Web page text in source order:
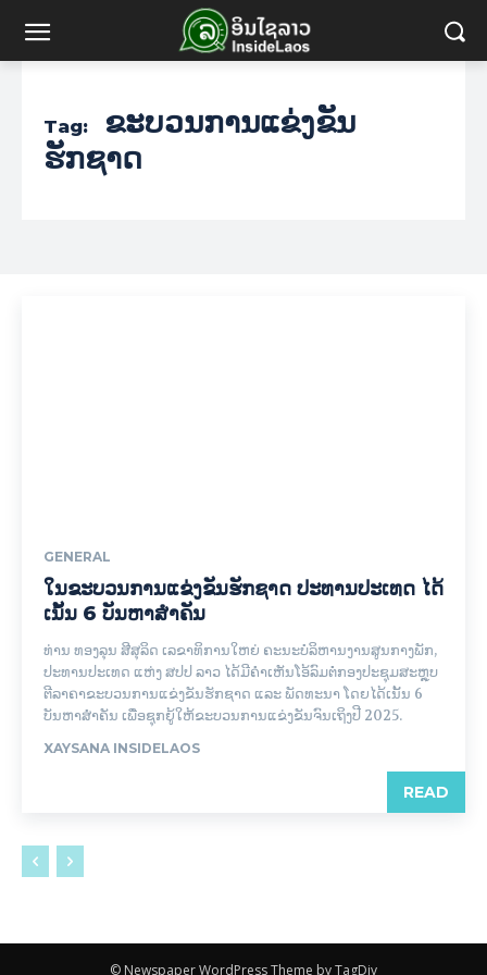
Tag:
ຂະບວນການແຂ່ງຂັນ
ຮັກຊາດ
GENERAL
ໃນຂະບວນການແຂ່ງຂັນຮັກຊາດ ປະທານປະເທດ ໄດ້
ເນັ້ນ 6 ບັນຫາສຳຄັນ
ທ່ານ ທອງລຸນ ສີສຸລິດ ເລຂາທິການໃຫຍ່ ຄະນະບໍລິຫານງານສູນກາງພັກ,
ປະທານປະເທດ ແຫ່ງ ສປປ ລາວ ໄດ້ມີຄຳເຫັນໂອ້ລົມຕໍ່ກອງປະຊຸມສະຫຼຸບ
ຕີລາຄາຂະບວນການແຂ່ງຂັນຮັກຊາດ ແລະ ພັດທະນາ ໂດຍໄດ້ເນັ້ນ 6
ບັນຫາສຳຄັນ ເພື່ອຊຸກຍູ້ໃຫ້ຂະບວນການແຂ່ງຂັນຈົນເຖິງປີ 2025.
XAYSANA INSIDELAOS
READ
© Newspaper WordPress Theme by TagDiv